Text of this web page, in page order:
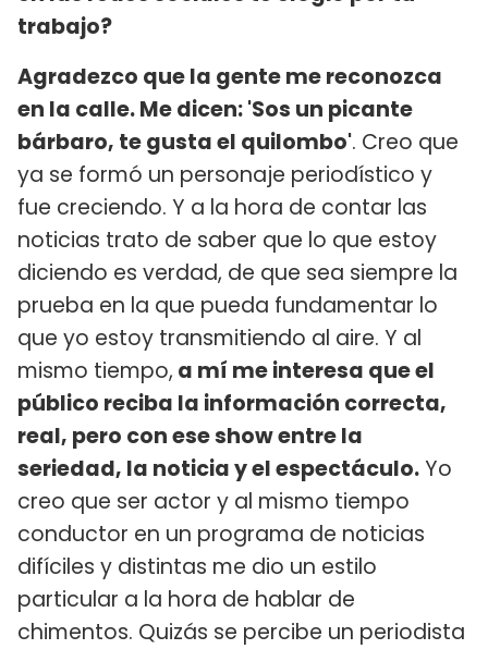
trabajo?
Agradezco que la gente me reconozca
en la calle. Me dicen: 'Sos un picante
bárbaro, te gusta el quilombo'. Creo que
ya se formó un personaje periodístico y
fue creciendo. Y a la hora de contar las
noticias trato de saber que lo que estoy
diciendo es verdad, de que sea siempre la
prueba en la que pueda fundamentar lo
que yo estoy transmitiendo al aire. Y al
mismo tiempo, a mí me interesa que el
público reciba la información correcta,
real, pero con ese show entre la
seriedad, la noticia y el espectáculo.Yo
creo que ser actor y al mismo tiempo
conductor en un programa de noticias
difíciles y distintas me dio un estilo
particular a la hora de hablar de
chimentos. Quizás se percibe un periodista